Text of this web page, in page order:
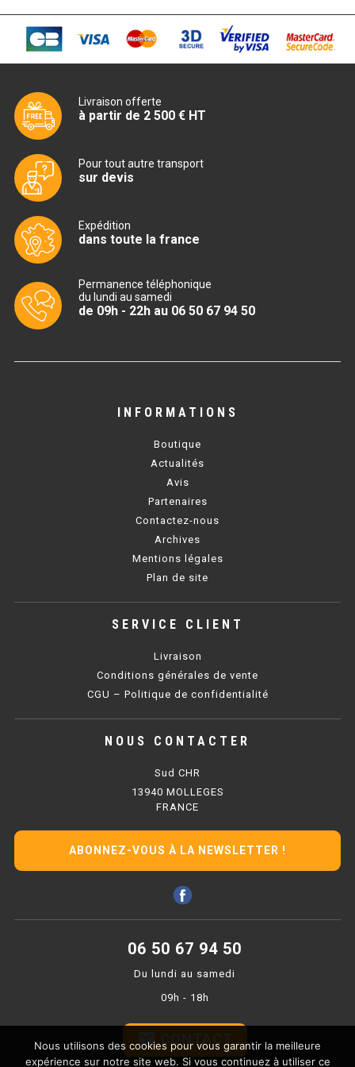
CUISINIÈRE SUR FOUR
CUISINIÈRE FOUR 700 GAZ
CUISINIÈRE FOUR 600 ÉLECTRIQUE
CUISINIÈRE FOUR 900 ÉLECTRIQUE
SAUTEUSE
MARMITE 700 GAZ
MARMITE 900 GAZ
MARMITE 600 ÉLECTRIQUE
MARMITE 700 ÉLECTRIQUE
MARMITE 900 ÉLECTRIQUE
FOUR TANDOORI
MAINTENIR AU CHAUD
BAIN-MARIE SÉRIE UOC
LAMPE CHAUFFANTE
CHAFING DISH
HAUTEUR 400MM
HAUTEUR 700MM
MARMITE À SOUPE
VITRINE CHAUFFANTE
Livraison offerte
à partir de 2 500 € HT
Pour tout autre transport
sur devis
Expédition
dans toute la france
Permanence téléphonique
du lundi au samedi
de 09h - 22h au 06 50 67 94 50
INFORMATIONS
Boutique
Actualités
Avis
Partenaires
Contactez-nous
Archives
Mentions légales
Plan de site
SERVICE CLIENT
Livraison
Conditions générales de vente
CGU – Politique de confidentialité
NOUS CONTACTER
Sud CHR
13940 MOLLEGES
FRANCE
ABONNEZ-VOUS À LA NEWSLETTER !
06 50 67 94 50
Du lundi au samedi
09h - 18h
email
Nous utilisons des cookies pour vous garantir la meilleure
expérience sur notre site web. Si vous continuez à utiliser ce